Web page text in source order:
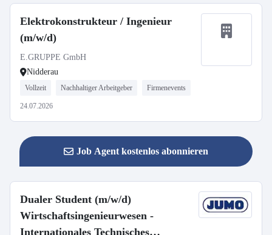
Elektrokonstrukteur / Ingenieur
(m/w/d)
E.GRUPPE GmbH
Nidderau
Vollzeit Nachhaltiger Arbeitgeber Firmenevents
24.07.2026
Job Agent kostenlos abonnieren
Dualer Student (m/w/d)
Wirtschaftsingenieurwesen -
Internationales Technisches